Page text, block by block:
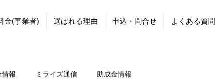
金(事業者) 選ばれる理由 申込・問合せ よくある質問
情報 ミライズ通信 助成金情報